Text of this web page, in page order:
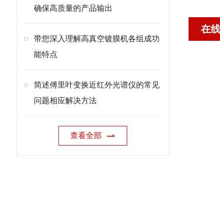
确保高质量的产品输出
带您深入理解高真空镀膜机各组成功
能特点
简述傅里叶变换近红外光谱仪的常见
问题相应解决方法
查看全部
在